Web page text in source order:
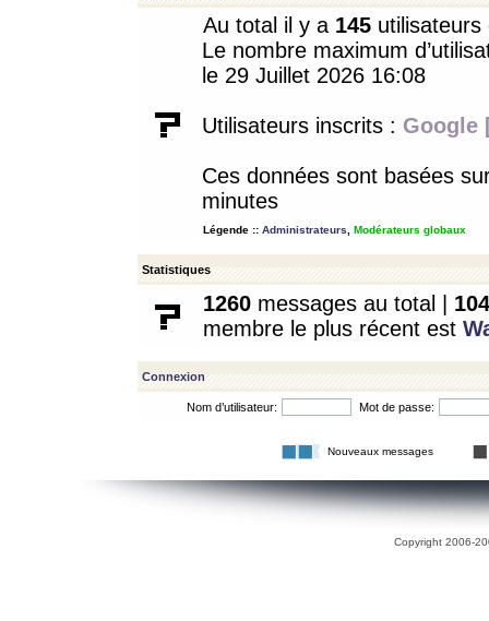
Au total il y a 145
Le nombre maximum
le 29 Juillet 2026 16:08
Utilisateurs inscrits : Google
Ces données sont basées
minutes
Légende :: Administrateurs Modérateurs globaux
Statistiques
1260 messages au total | 104
membre le plus récent est
Connexion
Nom d’utilisateur: Mot de passe:
Nouveaux messages
Copyright 2006-